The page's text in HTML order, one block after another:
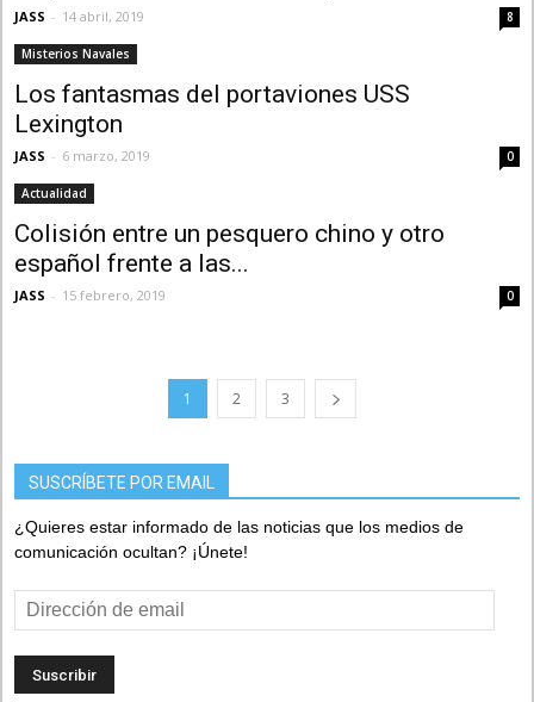
JASS - 14 abril, 2019 8
Misterios Navales
Los fantasmas del portaviones USS
Lexington
JASS - 6 marzo, 2019 0
Actualidad
Colisión entre un pesquero chino y otro
español frente a las...
JASS - 15 febrero, 2019 0
1 2 3
SUSCRÍBETE POR EMAIL
¿Quieres estar informado de las noticias que los medios de
comunicación ocultan? ¡Únete!
Dirección
de
email